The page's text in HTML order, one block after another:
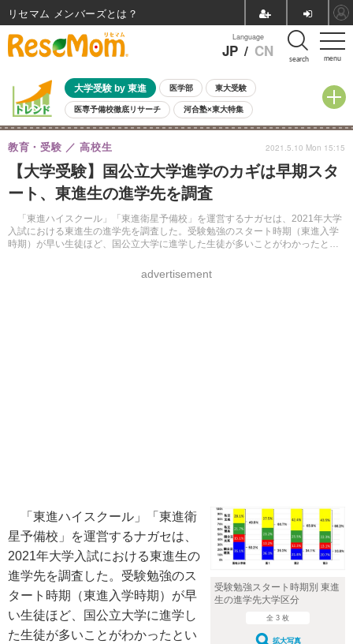
menu
Language
JP / CN search
大学受験 by 東進 医学部 東大受験
医専予備校徹底リサーチ 河合塾×東大特集
親子で考える大学選び 高校受験 中学受験 小学校受験
共通テスト 夏休み
8月開催イベント・WS 全国公立高校 過去問 人気記事
自由研究教材（小学生向け） 自由研究教材（中学生向け）
【大学受験】国公立大学進学のカギは早期スタ
ート、東進生の進学先を調査
「東進ハイスクール」「東進衛星予備校」を運営するナガセは、2021年大学
入試における東進生の進学先を調査した。受験勉強のスタート時期（東進入学
時期）が早い生徒ほど、国公立大学に進学した生徒が多いことがわかったとい
教育・受験 高校生
advertisement
2021.5.10 Mon 15:15
受験勉強スタート時期別 東進
生の進学先大学区分
全 3 枚
拡大写真
「東進ハイスクール」「東進衛
星予備校」を運営するナガセは、
2021年大学入試における東進生の
進学先を調査した。受験勉強のス
タート時期（東進入学時期）が早
い生徒ほど、国公立大学に進学し
た生徒が多いことがわかったとい
リセマム メンバーズ